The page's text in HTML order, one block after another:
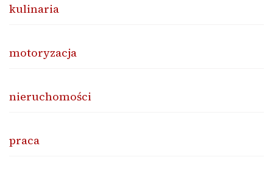
kulinaria
motoryzacja
nieruchomości
praca